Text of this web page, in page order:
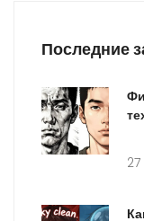
Последние